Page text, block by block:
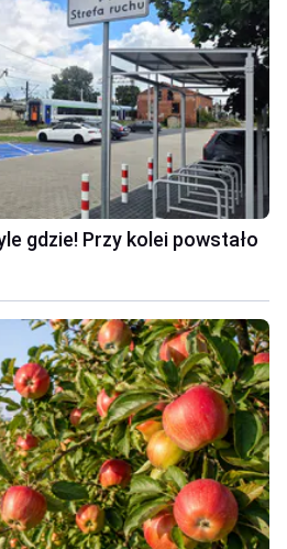
gdzie! Przy kolei powstało